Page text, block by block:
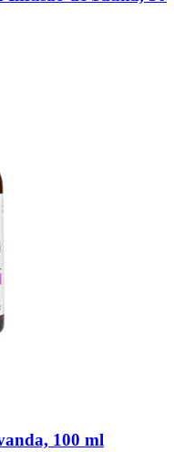
100 ml